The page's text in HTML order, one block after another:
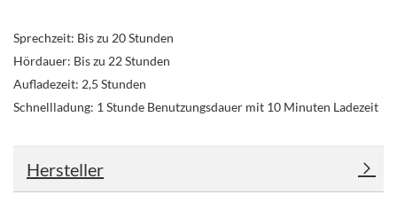
Sprechzeit: Bis zu 20 Stunden
Hördauer: Bis zu 22 Stunden
Aufladezeit: 2,5 Stunden
Schnellladung: 1 Stunde Benutzungsdauer mit 10 Minuten Ladezeit
Hersteller